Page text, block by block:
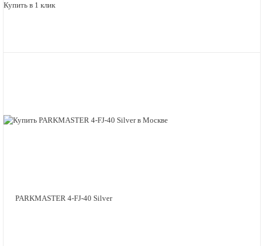
Купить в 1 клик
PARKMASTER 4-FJ-40 Silver